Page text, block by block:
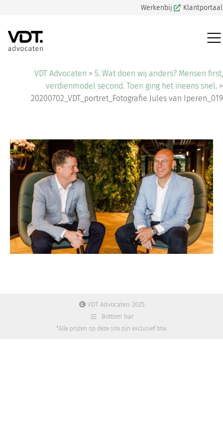
Werkenbij Klantportaal
VDT Advocaten > 5. Wat doen wij anders? Mensen first,
verdienmodel second. Toen ging het ineens snel. >
20200702_VDT_portret_Fotografie Jules van Iperen_019
VDT Advocaten 2025
Bottom bar
*Alle prijzen op deze site zijn exclusief btw.